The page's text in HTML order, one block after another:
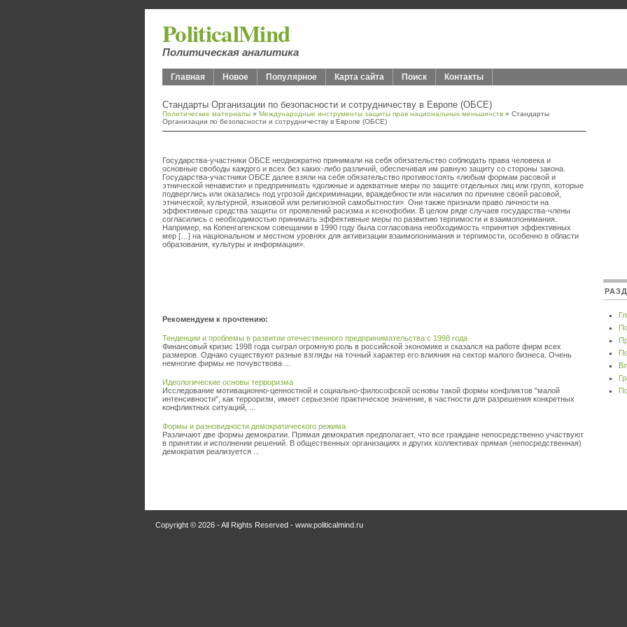
PoliticalMind
Политическая аналитика
Главная Новое Популярное Карта сайта Поиск Контакты
Стандарты Организации по безопасности и сотрудничеству в Европе (ОБСЕ)
Политические материалы » Международные инструменты защиты прав национальных меньшинств » Стандарты
Организации по безопасности и сотрудничеству в Европе (ОБСЕ)
Государства-участники ОБСЕ неоднократно принимали на себя обязательство соблюдать права человека и
основные свободы каждого и всех без каких-либо различий, обеспечивая им равную защиту со стороны закона.
Государства-участники ОБСЕ далее взяли на себя обязательство противостоять «любым формам расовой и
этнической ненависти» и предпринимать «должные и адекватные меры по защите отдельных лиц или групп, которые
подверглись или оказались под угрозой дискриминации, враждебности или насилия по причине своей расовой,
этнической, культурной, языковой или религиозной самобытности». Они также признали право личности на
эффективные средства защиты от проявлений расизма и ксенофобии. В целом ряде случаев государства-члены
согласились с необходимостью принимать эффективные меры по развитию терпимости и взаимопонимания.
Например, на Копенгагенском совещании в 1990 году была согласована необходимость «принятия эффективных
мер […] на национальном и местном уровнях для активизации взаимопонимания и терпимости, особенно в области
образования, культуры и информации».
Рекомендуем к прочтению:
Тенденции и проблемы в развитии отечественного предпринимательства с 1998 года
Финансовый кризис 1998 года сыграл огромную роль в российской экономике и сказался на работе фирм всех
размеров. Однако существуют разные взгляды на точный характер его влияния на сектор малого бизнеса. Очень
немногие фирмы не почувствова ...
Идеологические основы терроризма
Исследование мотивационно-ценностной и социально-философской основы такой формы конфликтов "малой
интенсивности", как терроризм, имеет серьезное практическое значение, в частности для разрешения конкретных
конфликтных ситуаций, ...
Формы и разновидности демократического режима
Различают две формы демократии. Прямая демократия предполагает, что все граждане непосредственно участвуют
в принятии и исполнении решений. В общественных организациях и других коллективах прямая (непосредственная)
демократия реализуется ...
Copyright © 2026 - All Rights Reserved - www.politicalmind.ru